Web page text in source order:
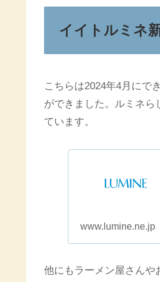
イイトルミネ
こちらは2024年4月にで
ができました。ルミネ
ています。
www.lumine.ne.jp
他にもラーメン屋さんや